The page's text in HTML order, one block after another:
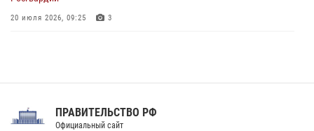
20 июля 2026, 09:25 3
Праздник «Один день с Росгвардией» к 105-летию Центрального
ПРАВИТЕЛЬСТВО РФ
Официальный сайт